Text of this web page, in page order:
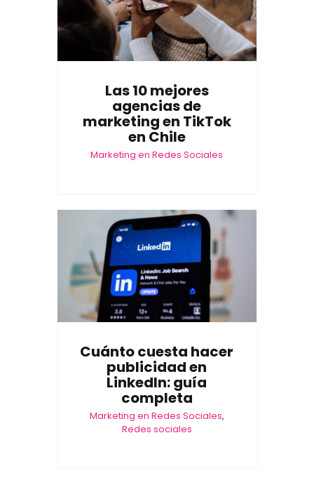
Las 10 mejores
agencias de
marketing en TikTok
en Chile
Marketing en Redes Sociales
Cuánto cuesta hacer
publicidad en
LinkedIn: guía
completa
Marketing en Redes Sociales,
Redes sociales